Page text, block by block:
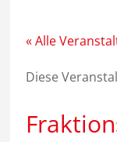
springen
« Alle
Diese